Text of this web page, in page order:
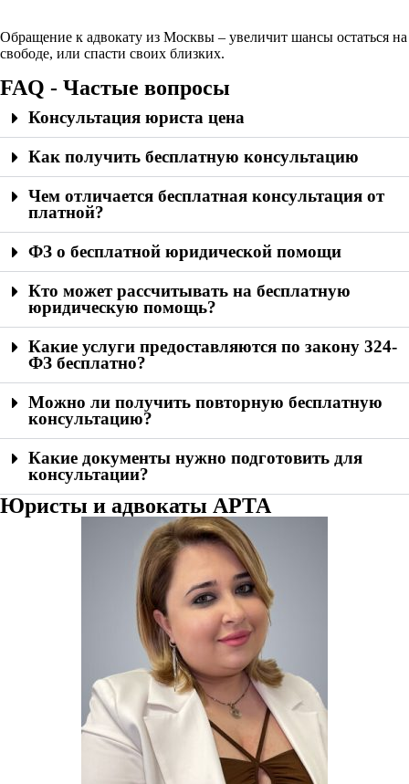
Обращение к адвокату из Москвы – увеличит шансы остаться на
свободе, или спасти своих близких.
FAQ - Частые вопросы
Консультация юриста цена
Как получить бесплатную консультацию
Чем отличается бесплатная консультация от
платной?
ФЗ о бесплатной юридической помощи
Кто может рассчитывать на бесплатную
юридическую помощь?
Какие услуги предоставляются по закону 324-
ФЗ бесплатно?
Можно ли получить повторную бесплатную
консультацию?
Какие документы нужно подготовить для
консультации?
Юристы и адвокаты АРТА